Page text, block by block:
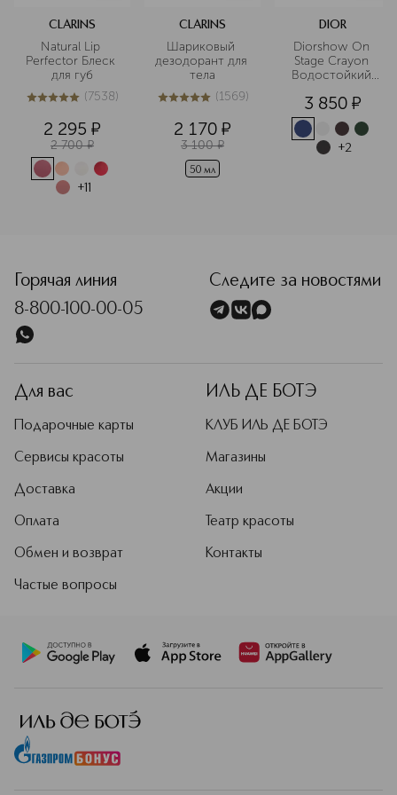
CLARINS
Natural Lip
Perfector Блеск
для губ
5из 57538 (7538)
2 295 ¤
2 700 ¤
+11
CLARINS
Шариковый
дезодорант для
тела
5из 51569 (1569)
2 170 ¤
3 100 ¤
50 мл
DIOR
Diorshow On
Stage Crayon
Водостойкий
для глаз
3 850 ¤
+2
Горячая линия
8-800-100-00-05
Следите за новостями
Для вас
Подарочные карты
Сервисы красоты
Доставка
Оплата
Обмен и возврат
Частые вопросы
ИЛЬ ДЕ БОТЭ
КЛУБ ИЛЬ ДЕ БОТЭ
Магазины
Акции
Театр красоты
Контакты